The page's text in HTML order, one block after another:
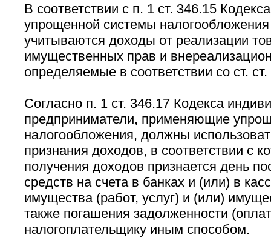
В соответствии с п. 1 ст. 346.15
упрощенной системы
учитываются доходы от реализации
имущественных прав и
определяемые в соответствии со ст.
Согласно п. 1 ст. 346.17 Кодекса
предприниматели, применяющие
налогообложения, должны
признания доходов, в соответствии с
получения доходов признается день
средств на счета в банках и (или) в
имущества (работ, услуг) и (или)
также погашения задолженности
налогоплательщику иным способом.